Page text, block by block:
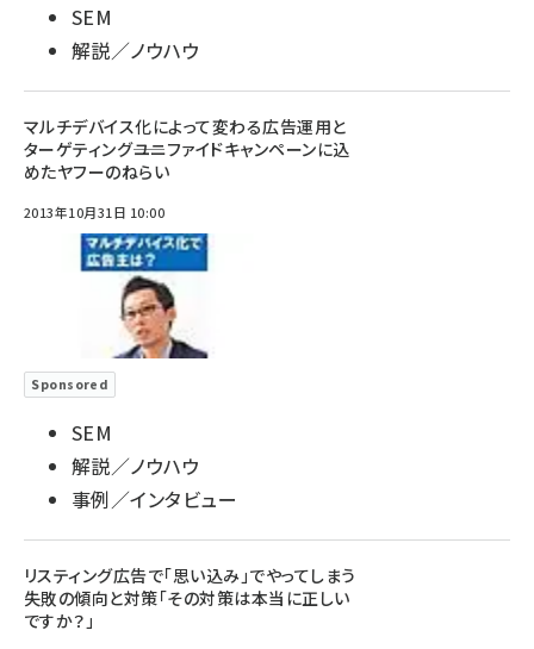
SEM
解説／ノウハウ
マルチデバイス化によって変わる広告運用と
ターゲティング――ユニファイドキャンペーンに込
めたヤフーのねらい
2013年10月31日 10:00
Sponsored
SEM
解説／ノウハウ
事例／インタビュー
リスティング広告で「思い込み」でやってしまう
失敗の傾向と対策「その対策は本当に正しい
ですか？」